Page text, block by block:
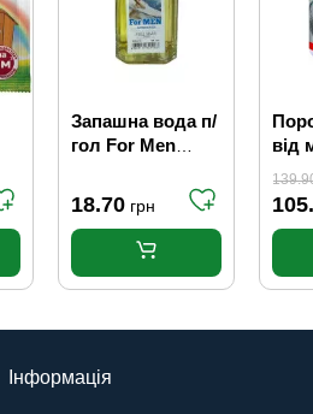
Запашна вода п/
гол For Men
18.70 грн
від
Інформація